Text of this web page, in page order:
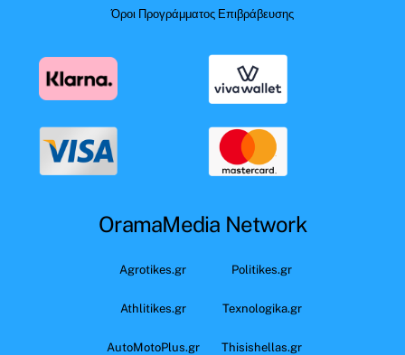
Όροι Προγράμματος Επιβράβευσης
OramaMedia Network
Agrotikes.gr Politikes.gr
Athlitikes.gr Texnologika.gr
AutoMotoPlus.gr Thisishellas.gr